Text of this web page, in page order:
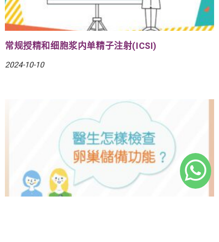
常规授精和细胞浆内单精子注射(ICSI)
2024-10-10